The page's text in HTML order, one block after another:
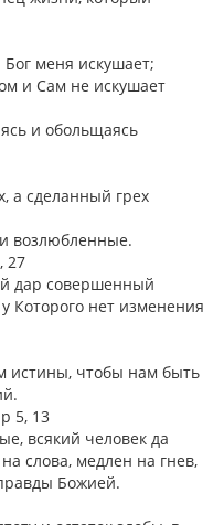
меня искушает;
и Сам не искушает
и обольщаясь
а сделанный грех
возлюбленные.
27
дар совершенный
Которого нет изменения
истины, чтобы нам быть
5, 13
всякий человек да
слова, медлен на гнев,
Божией.